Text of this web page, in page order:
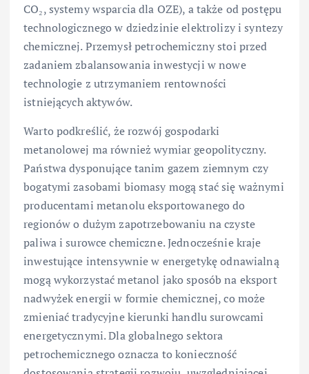
CO₂, systemy wsparcia dla OZE), a także od postępu
technologicznego w dziedzinie elektrolizy i syntezy
chemicznej. Przemysł petrochemiczny stoi przed
zadaniem zbalansowania inwestycji w nowe
technologie z utrzymaniem rentowności
istniejących aktywów.
Warto podkreślić, że rozwój gospodarki
metanolowej ma również wymiar geopolityczny.
Państwa dysponujące tanim gazem ziemnym czy
bogatymi zasobami biomasy mogą stać się ważnymi
producentami metanolu eksportowanego do
regionów o dużym zapotrzebowaniu na czyste
paliwa i surowce chemiczne. Jednocześnie kraje
inwestujące intensywnie w energetykę odnawialną
mogą wykorzystać metanol jako sposób na eksport
nadwyżek energii w formie chemicznej, co może
zmieniać tradycyjne kierunki handlu surowcami
energetycznymi. Dla globalnego sektora
petrochemicznego oznacza to konieczność